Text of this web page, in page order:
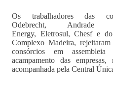
Os trabalhadores das
Odebrecht, Andrade
Energy, Eletrosul, Chesf e
Complexo Madeira,
consórcios em
acampamento das
acompanhada pela Central